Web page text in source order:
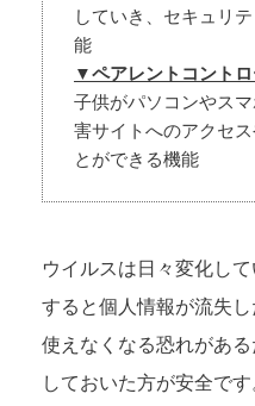
していき、セキュリ
▼ペアレントコント
子供がパソコンやス
害サイトへのアクセ
とができる機能
ウイルスは日々変化し
すると個人情報が流失
使えなくなる恐れがあ
しておいた方が安全です